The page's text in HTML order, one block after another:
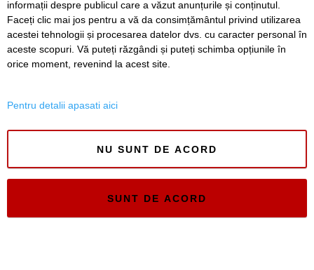
ISSN-L 3008-2323
informații despre publicul care a văzut anunțurile și conținutul.
Faceți clic mai jos pentru a vă da consimțământul privind utilizarea
acestei tehnologii și procesarea datelor dvs. cu caracter personal în
aceste scopuri. Vă puteți răzgândi și puteți schimba opțiunile în
orice moment, revenind la acest site.
Pentru detalii apasati aici
NU SUNT DE ACORD
SUNT DE ACORD